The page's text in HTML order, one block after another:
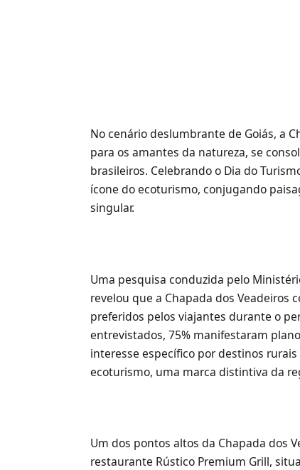
No cenário deslumbrante de Goiás, a
para os amantes da natureza, se
brasileiros. Celebrando o Dia do
ícone do ecoturismo, conjugando
singular.
Uma pesquisa conduzida pelo
revelou que a Chapada dos Veadeiros
preferidos pelos viajantes durante o
entrevistados, 75% manifestaram
interesse específico por destinos
ecoturismo, uma marca distintiva da
Um dos pontos altos da Chapada dos
restaurante Rústico Premium Grill,